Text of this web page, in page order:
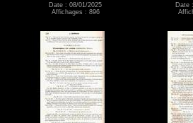
Date : 08/01/2025
Affichages : 896
Date